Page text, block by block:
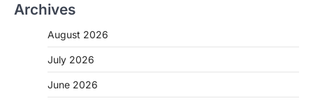
Archives
August 2026
July 2026
June 2026